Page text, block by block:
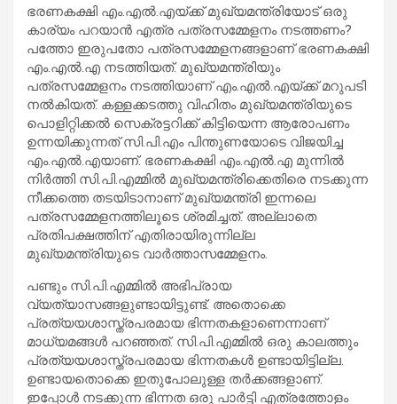
ഭരണകക്ഷി എം.എല്‍.എയ്ക്ക് മുഖ്യമന്ത്രിയോട് ഒരു
കാര്യം പറയാന്‍ എത്ര പത്രസമ്മേളനം നടത്തണം?
പത്തോ ഇരുപതോ പത്രസമ്മേളനങ്ങളാണ് ഭരണകക്ഷി
എം.എല്‍.എ നടത്തിയത്. മുഖ്യമന്ത്രിയും
പത്രസമ്മേളനം നടത്തിയാണ് എം.എല്‍.എയ്ക്ക് മറുപടി
നല്‍കിയത്. കള്ളക്കടത്തു വിഹിതം മുഖ്യമന്ത്രിയുടെ
പൊളിറ്റിക്കല്‍ സെക്രട്ടറിക്ക് കിട്ടിയെന്ന ആരോപണം
ഉന്നയിക്കുന്നത് സി.പി.എം പിന്തുണയോടെ വിജയിച്ച
എം.എല്‍.എയാണ്. ഭരണകക്ഷി എം.എല്‍.എ മുന്നില്‍
നിര്‍ത്തി സി.പി.എമ്മില്‍ മുഖ്യമന്ത്രിക്കെതിരെ നടക്കുന്ന
നീക്കത്തെ തടയിടാനാണ് മുഖ്യമന്ത്രി ഇന്നലെ
പത്രസമ്മേളനത്തിലൂടെ ശ്രമിച്ചത്. അല്ലാതെ
പ്രതിപക്ഷത്തിന് എതിരായിരുന്നില്ല
മുഖ്യമന്ത്രിയുടെ വാര്‍ത്താസമ്മേളനം.
പണ്ടും സി.പി.എമ്മില്‍ അഭിപ്രായ
വ്യത്യാസങ്ങളുണ്ടായിട്ടുണ്ട്. അതൊക്കെ
പ്രത്യയശാസ്ത്രപരമായ ഭിന്നതകളാണെന്നാണ്
മാധ്യമങ്ങള്‍ പറഞ്ഞത്. സി.പി.എമ്മില്‍ ഒരു കാലത്തും
പ്രത്യയശാസ്ത്രപരമായ ഭിന്നതകള്‍ ഉണ്ടായിട്ടില്ല.
ഉണ്ടായതൊക്കെ ഇതുപോലുള്ള തര്‍ക്കങ്ങളാണ്.
ഇപ്പോള്‍ നടക്കുന്ന ഭിന്നത ഒരു പാര്‍ട്ടി എത്രത്തോളം